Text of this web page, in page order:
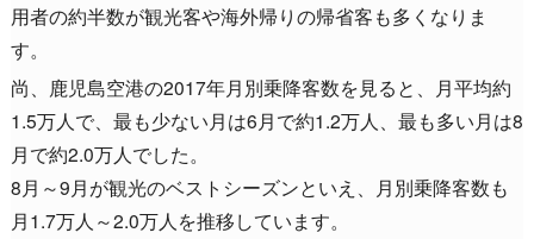
用者の約半数が観光客や海外帰りの帰省客も多くなりま
す。
尚、鹿児島空港の2017年月別乗降客数を見ると、月平均約
1.5万人で、最も少ない月は6月で約1.2万人、最も多い月は8
月で約2.0万人でした。
8月～9月が観光のベストシーズンといえ、月別乗降客数も
月1.7万人～2.0万人を推移しています。